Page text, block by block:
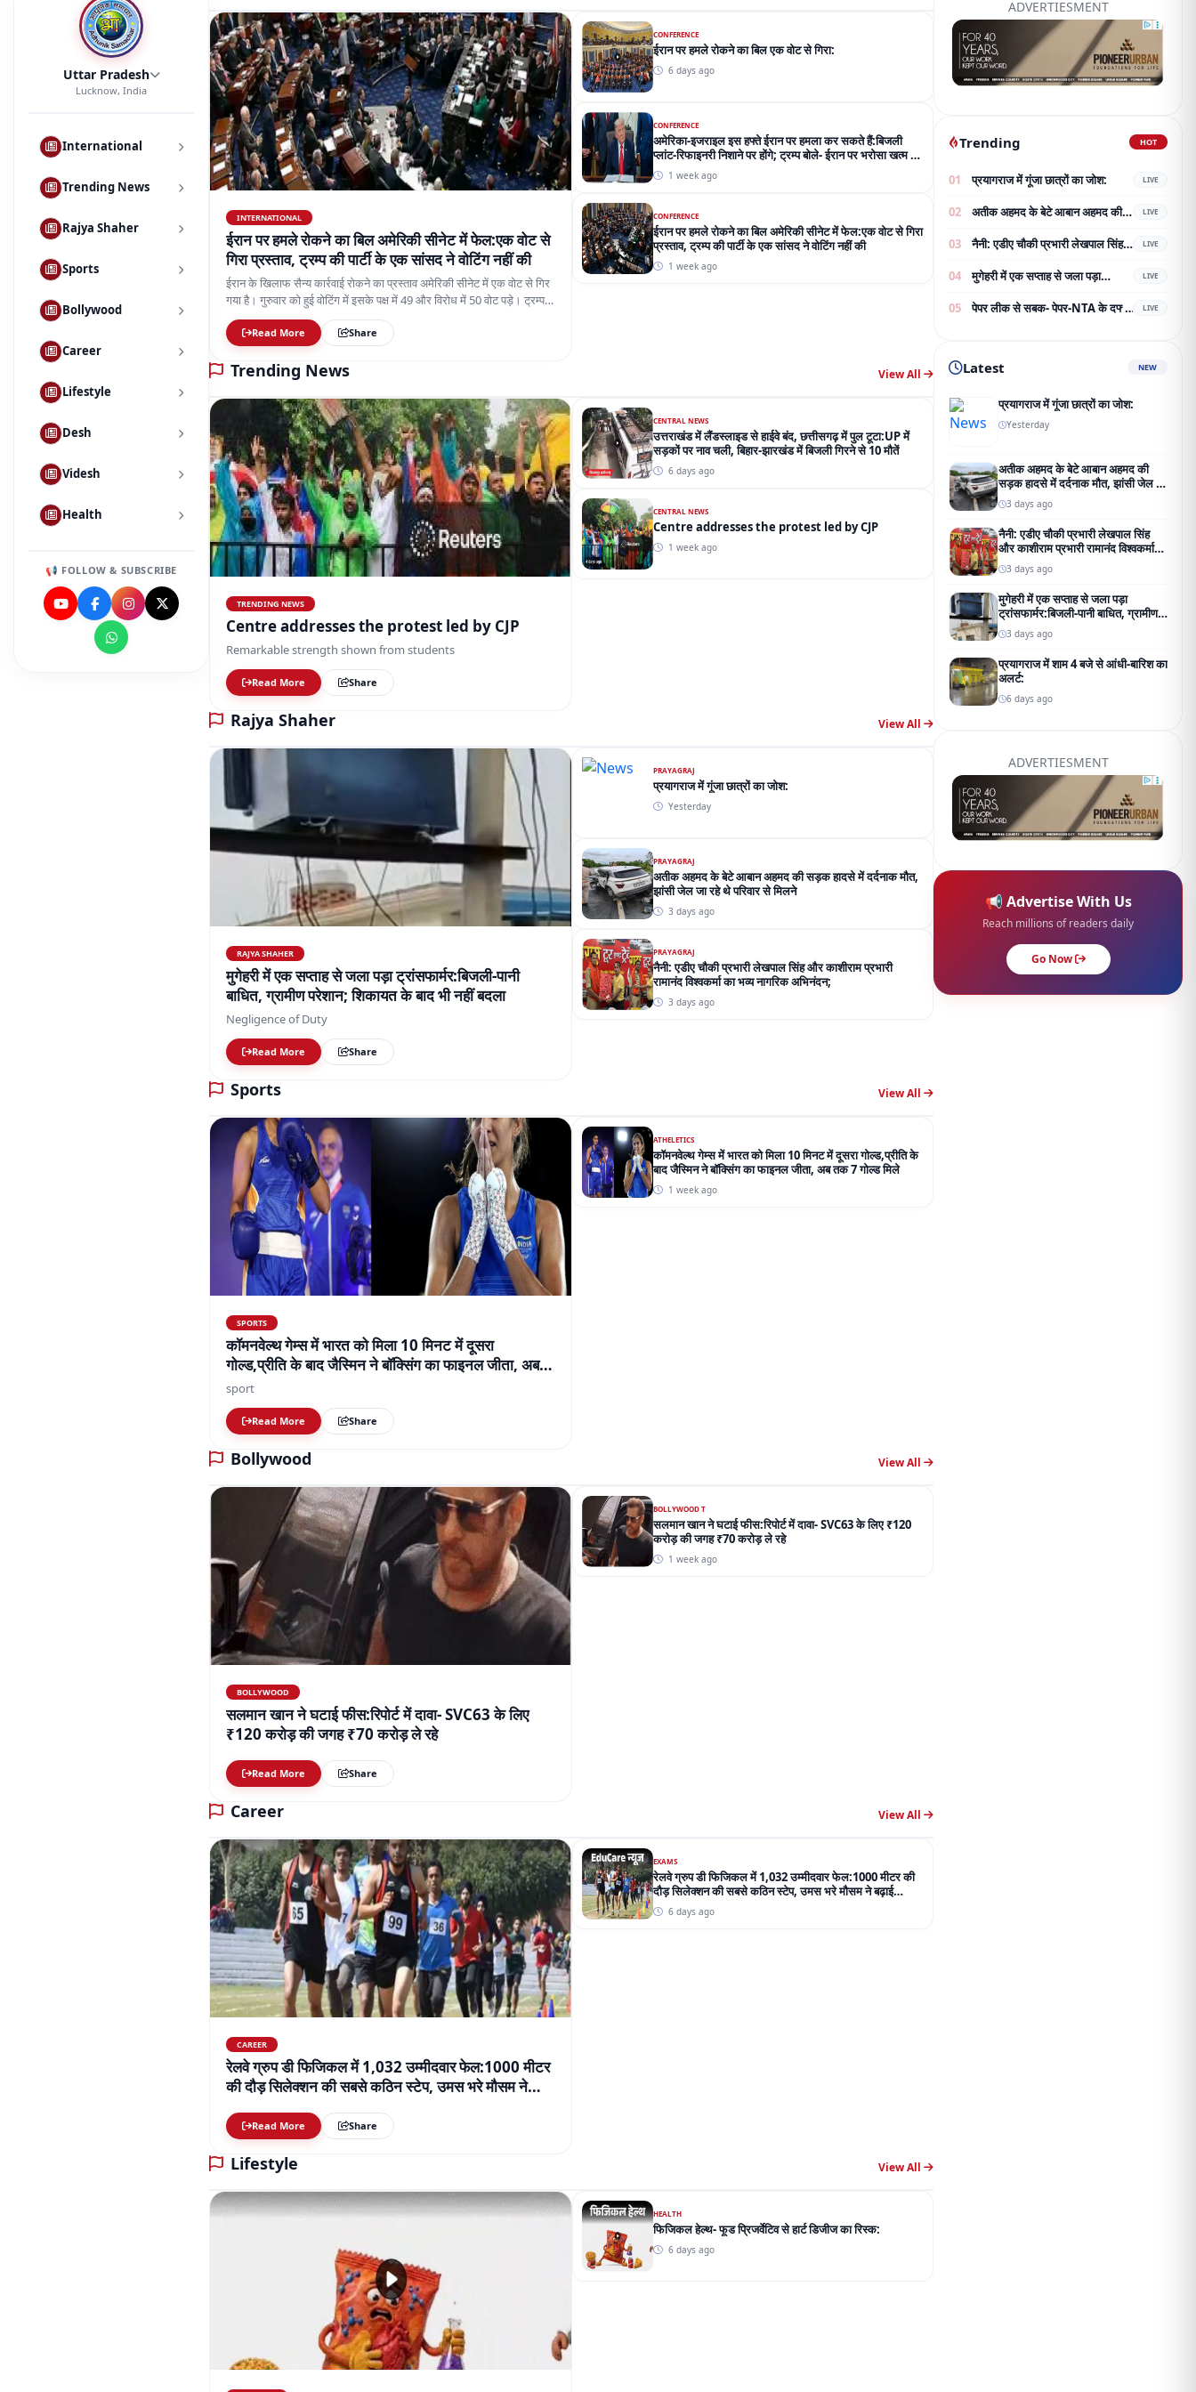
Uttar Pradesh
Lucknow, India
International
Trending News
Rajya Shaher
Sports
Bollywood
Career
Lifestyle
Desh
Videsh
Health
📢 FOLLOW & SUBSCRIBE
INTERNATIONAL
ईरान पर हमले रोकने का बिल अमेरिकी सीनेट में फेल:एक वोट से
गिरा प्रस्ताव, ट्रम्प की पार्टी के एक सांसद ने वोटिंग नहीं की
ईरान के खिलाफ सैन्य कार्रवाई रोकने का प्रस्ताव अमेरिकी सीनेट में एक वोट से गिर
गया है। गुरुवार को हुई वोटिंग में इसके पक्ष में 49 और विरोध में 50 वोट पड़े। ट्रम्प
की पार्टी के एक सांसद डेव मैककॉर्मिक वोटिंग में शामिल नहीं हुए।
Read More Share
CONFERENCE
ईरान पर हमले रोकने का बिल एक वोट से गिरा:
6 days ago
CONFERENCE
अमेरिका-इजराइल इस हफ्ते ईरान पर हमला कर सकते हैं:बिजली
प्लांट-रिफाइनरी निशाने पर होंगे; ट्रम्प बोले- ईरान पर भरोसा खत्म हो
रहा 1 week ago
CONFERENCE
ईरान पर हमले रोकने का बिल अमेरिकी सीनेट में फेल:एक वोट से गिरा
प्रस्ताव, ट्रम्प की पार्टी के एक सांसद ने वोटिंग नहीं की
1 week ago
Trending News View All
TRENDING NEWS
Centre addresses the protest led by CJP
Remarkable strength shown from students
Read More Share
CENTRAL NEWS
उत्तराखंड में लैंडस्लाइड से हाईवे बंद, छत्तीसगढ़ में पुल टूटा:UP में
सड़कों पर नाव चली, बिहार-झारखंड में बिजली गिरने से 10 मौतें
6 days ago
CENTRAL NEWS
Centre addresses the protest led by CJP
1 week ago
Rajya Shaher View All
RAJYA SHAHER
मुगेहरी में एक सप्ताह से जला पड़ा ट्रांसफार्मर:बिजली-पानी
बाधित, ग्रामीण परेशान; शिकायत के बाद भी नहीं बदला
Negligence of Duty
Read More Share
PRAYAGRAJ
प्रयागराज में गूंजा छात्रों का जोश:
Yesterday
PRAYAGRAJ
अतीक अहमद के बेटे आबान अहमद की सड़क हादसे में दर्दनाक मौत,
झांसी जेल जा रहे थे परिवार से मिलने
3 days ago
PRAYAGRAJ
नैनी: एडीए चौकी प्रभारी लेखपाल सिंह और काशीराम प्रभारी
रामानंद विश्वकर्मा का भव्य नागरिक अभिनंदन;
3 days ago
Sports View All
SPORTS
कॉमनवेल्थ गेम्स में भारत को मिला 10 मिनट में दूसरा
गोल्ड,प्रीति के बाद जैस्मिन ने बॉक्सिंग का फाइनल जीता, अब
तक 7 गोल्ड मिले
sport
Read More Share
ATHELETICS
कॉमनवेल्थ गेम्स में भारत को मिला 10 मिनट में दूसरा गोल्ड,प्रीति के
बाद जैस्मिन ने बॉक्सिंग का फाइनल जीता, अब तक 7 गोल्ड मिले
1 week ago
Bollywood View All
BOLLYWOOD
सलमान खान ने घटाई फीस:रिपोर्ट में दावा- SVC63 के लिए
₹120 करोड़ की जगह ₹70 करोड़ ले रहे
Read More Share
BOLLYWOOD T
सलमान खान ने घटाई फीस:रिपोर्ट में दावा- SVC63 के लिए ₹120
करोड़ की जगह ₹70 करोड़ ले रहे
1 week ago
Career View All
CAREER
रेलवे ग्रुप डी फिजिकल में 1,032 उम्मीदवार फेल:1000 मीटर
की दौड़ सिलेक्शन की सबसे कठिन स्टेप, उमस भरे मौसम ने
Read More Share
EXAMS
रेलवे ग्रुप डी फिजिकल में 1,032 उम्मीदवार फेल:1000 मीटर की
दौड़ सिलेक्शन की सबसे कठिन स्टेप, उमस भरे मौसम ने बढ़ाई
परेशानी6 days ago
Lifestyle View All
HEALTH
फिजिकल हेल्थ- फूड प्रिजर्वेटिव से हार्ट डिजीज का रिस्क:
6 days ago
ADVERTIESMENT
Trending HOT
01 प्रयागराज में गूंजा छात्रों का जोश: LIVE
02
अतीक अहमद के बेटे आबान अहमद की
जा रहे थे परिवार से मिलने
LIVE
03
नैनी: एडीए चौकी प्रभारी लेखपाल सिंह
का भव्य नागरिक अभिनंदन;
LIVE
04
मुगेहरी में एक सप्ताह से जला पड़ा
परेशान; शिकायत के बाद भी नहीं बदला
LIVE
05
पेपर लीक से सबक- पेपर-NTA के दफ्तर
LIVE
Latest NEW
प्रयागराज में गूंजा छात्रों का जोश:
Yesterday
अतीक अहमद के बेटे आबान अहमद की
सड़क हादसे में दर्दनाक मौत, झांसी जेल जा
रहे थे परिवार से मिलने
3 days ago
नैनी: एडीए चौकी प्रभारी लेखपाल सिंह
और काशीराम प्रभारी रामानंद विश्वकर्मा
का भव्य नागरिक अभिनंदन;
3 days ago
मुगेहरी में एक सप्ताह से जला पड़ा
ट्रांसफार्मर:बिजली-पानी बाधित, ग्रामीण
परेशान; शिकायत के बाद भी नहीं बदला
3 days ago
प्रयागराज में शाम 4 बजे से आंधी-बारिश का
अलर्ट:
6 days ago
ADVERTIESMENT
📢 Advertise With Us
Reach millions of readers daily
Go Now